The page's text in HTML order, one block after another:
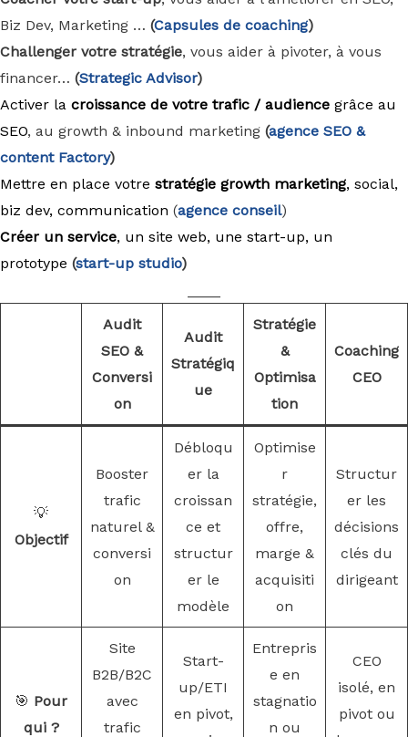
Biz Dev, Marketing … (Capsules de coaching)
Challenger votre stratégie, vous aider à pivoter, à vous
financer… (Strategic Advisor)
Activer la croissance de votre trafic / audience grâce au
SEO, au growth & inbound marketing (agence SEO &
content Factory)
Mettre en place votre stratégie growth marketing, social,
biz dev, communication (agence conseil)
Créer un service, un site web, une start-up, un
prototype (start-up studio)
Audit
SEO &
Conversi
on
Audit
Stratégiq
ue
Stratégie
&
Optimisa
tion
Coaching
CEO
💡
Objectif
Booster
trafic
naturel &
conversi
on
Débloqu
er la
croissan
ce et
structur
er le
modèle
Optimise
r
stratégie,
offre,
marge &
acquisiti
on
Structur
er les
décisions
clés du
dirigeant
🎯 Pour
qui ?
Site
B2B/B2C
avec
trafic
Start-
up/ETI
en pivot,
Entrepris
e en
stagnatio
n ou
CEO
isolé, en
pivot ou